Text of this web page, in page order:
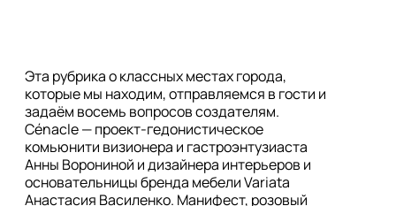
Эта рубрика о классных местах города,
которые мы находим, отправляемся в гости и
задаём восемь вопросов создателям.
Cénacle — проект-гедонистическое
комьюнити визионера и гастроэнтузиаста
Анны Ворониной и дизайнера интерьеров и
основательницы бренда мебели Variata
Анастасия Василенко. Манифест, розовый